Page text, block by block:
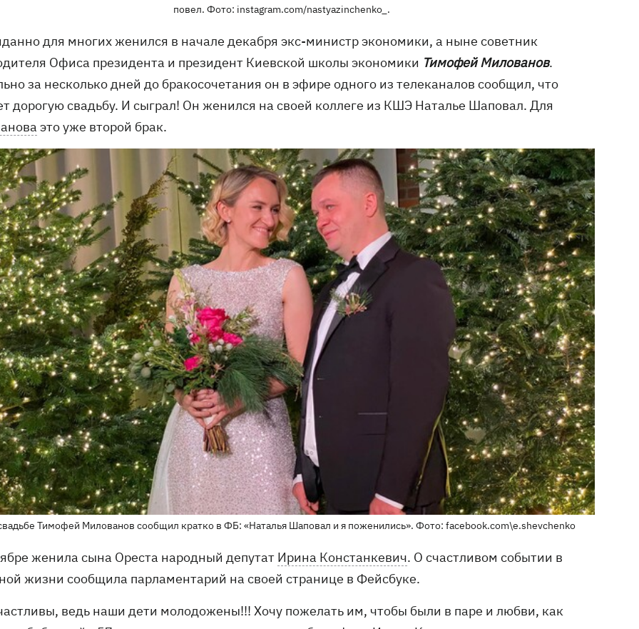
повел. Фото: instagram.com/nastyazinchenko_.
для многих женился в начале декабря экс-министр экономики, а ныне советник
Офиса президента и президент Киевской школы экономики Тимофей Милованов.
за несколько дней до бракосочетания он в эфире одного из телеканалов сообщил, что
дорогую свадьбу. И сыграл! Он женился на своей коллеге из КШЭ Наталье Шаповал. Для
это уже второй брак.
Тимофей Милованов сообщил кратко в ФБ: «Наталья Шаповал и я поженились». Фото: facebook.com\e.shevchenko
женила сына Ореста народный депутат Ирина Констанкевич. О счастливом событии в
жизни сообщила парламентарий на своей странице в Фейсбуке.
ведь наши дети молодожены!!! Хочу пожелать им, чтобы были в паре и любви, как